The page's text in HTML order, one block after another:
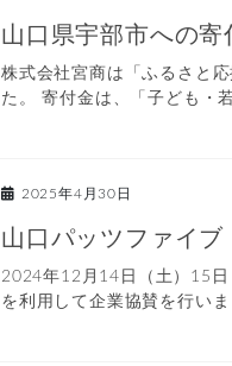
山口県宇部市への寄
株式会社宮商は「ふるさと
た。 寄付金は、「子ども・
2025年4月30日
山口パッツファイ
2024年12月14日（土）15日
を利用して企業協賛を行い